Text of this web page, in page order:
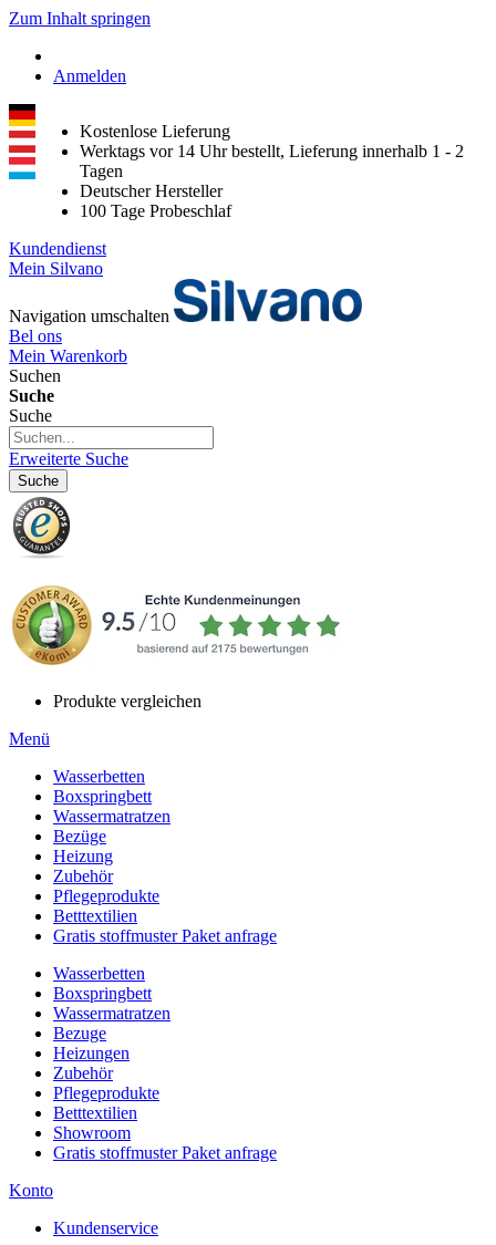
Zum Inhalt springen
Anmelden
Kostenlose Lieferung
Werktags vor 14 Uhr bestellt, Lieferung innerhalb 1 - 2
Tagen
Deutscher Hersteller
100 Tage Probeschlaf
Kundendienst
Mein Silvano
Navigation umschalten
Bel ons
Mein Warenkorb
Suchen
Suche
Suche
Erweiterte Suche
Suche
Produkte vergleichen
Menü
Wasserbetten
Boxspringbett
Wassermatratzen
Bezüge
Heizung
Zubehör
Pflegeprodukte
Betttextilien
Gratis stoffmuster Paket anfrage
Wasserbetten
Boxspringbett
Wassermatratzen
Bezuge
Heizungen
Zubehör
Pflegeprodukte
Betttextilien
Showroom
Gratis stoffmuster Paket anfrage
Konto
Kundenservice